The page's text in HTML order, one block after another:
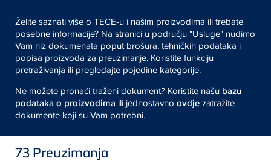
Želite saznati više o TECE-u i našim proizvodima ili trebate
posebne informacije? Na stranici u području "Usluge" nudimo
Vam niz dokumenata poput brošura, tehničkih podataka i
popisa proizvoda za preuzimanje. Koristite funkciju
pretraživanja ili pregledajte pojedine kategorije.
Ne možete pronaći traženi dokument? Koristite našu bazu
podataka o proizvodima ili jednostavno ovdjezatražite
dokumente koji su Vam potrebni.
73 Preuzimanja